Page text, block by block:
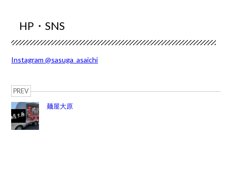
HP・SNS
Instagram @sasuga_asaichi
PREV
麺屋大原